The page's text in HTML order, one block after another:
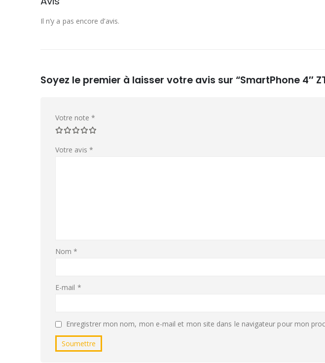
Il n’y a pas encore d’avis.
Soyez le premier à laisser votre avis sur “SmartPhone 4″
Votre note *
Votre avis *
Nom*
E-mail *
Enregistrer mon nom, mon e-mail et mon site dans le navigateur pour mon